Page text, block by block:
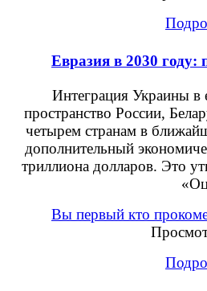
Евразия в 2030
Интеграция Украины в
пространство России,
четырем странам в
дополнительный
триллиона долларов. Это
Вы первый кто